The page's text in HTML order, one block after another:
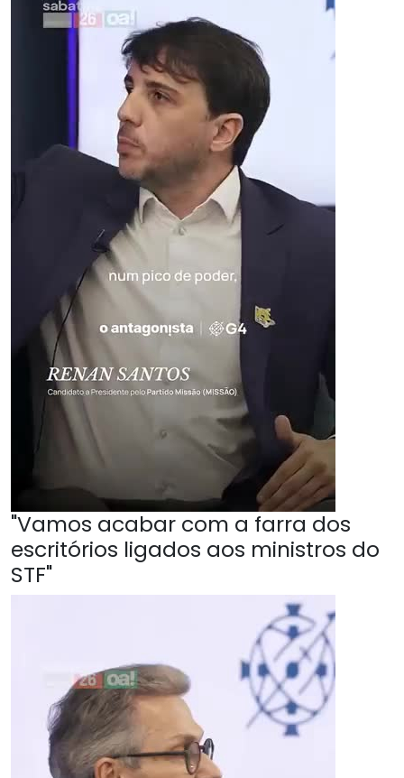
"Vamos acabar com a farra dos
escritórios ligados aos ministros do
STF"